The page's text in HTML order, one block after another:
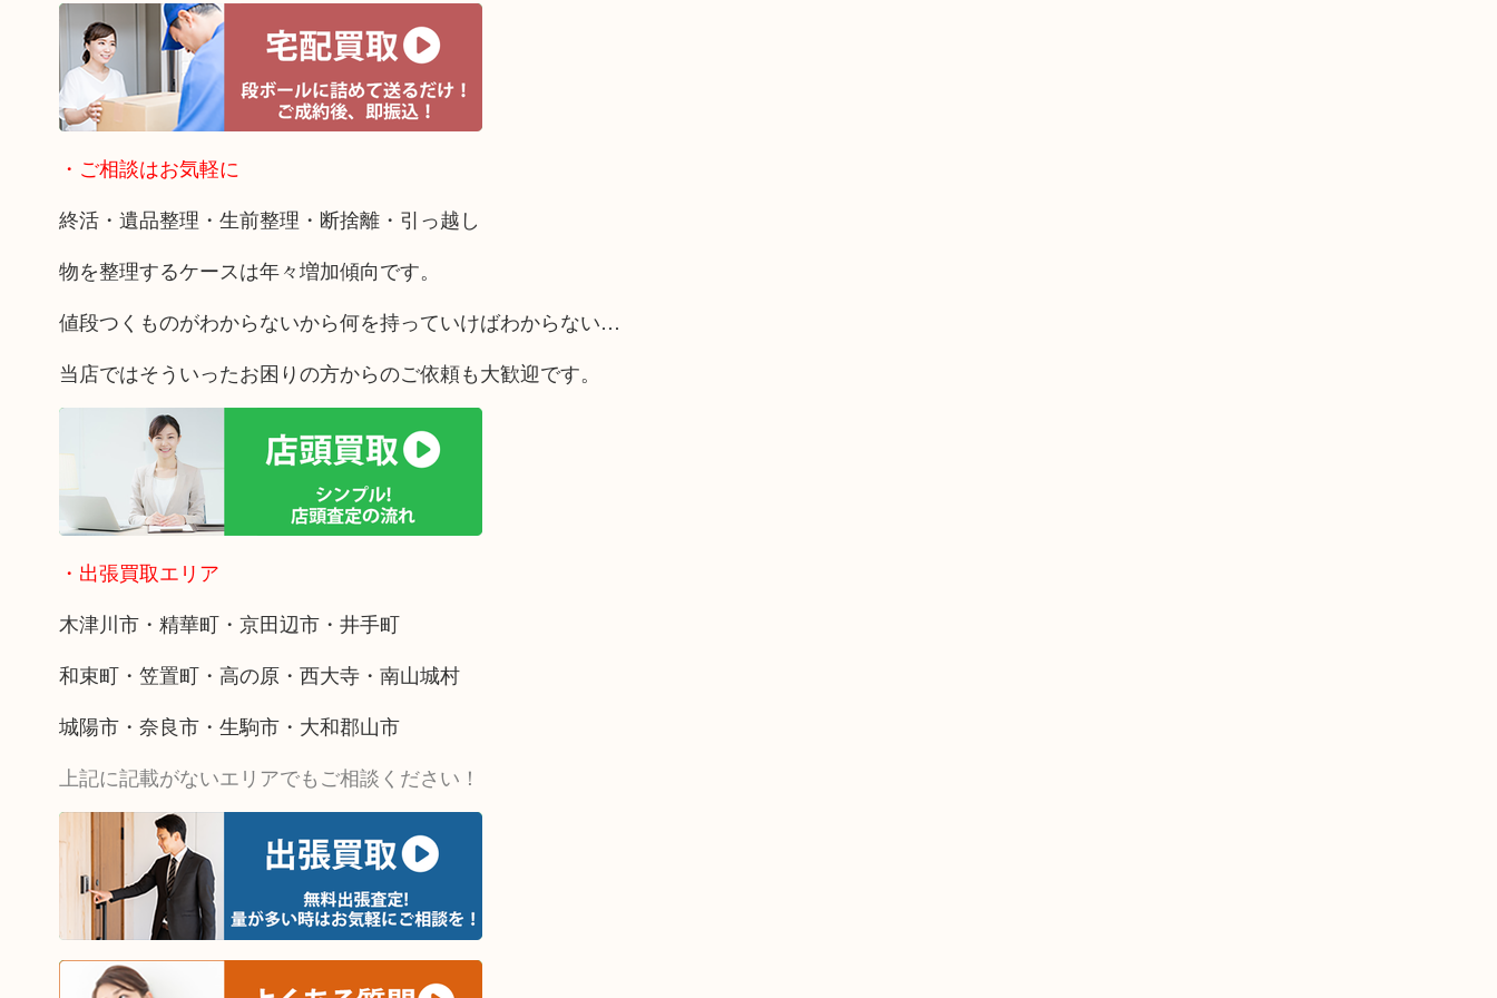
・ご相談はお気軽に
終活・遺品整理・生前整理・断捨離・引っ越し
物を整理するケースは年々増加傾向です。
値段つくものがわからないから何を持っていけばわからない…
当店ではそういったお困りの方からのご依頼も大歓迎です。
・出張買取エリア
木津川市・精華町・京田辺市・井手町
和束町・笠置町・高の原・西大寺・南山城村
城陽市・奈良市・生駒市・大和郡山市
上記に記載がないエリアでもご相談ください！